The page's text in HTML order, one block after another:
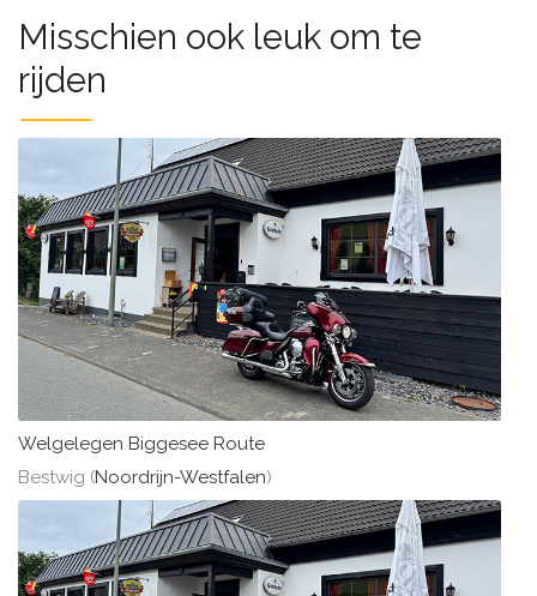
Misschien ook leuk om te
rijden
Welgelegen Biggesee Route
Bestwig (Noordrijn-Westfalen)